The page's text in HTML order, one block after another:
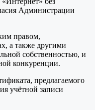
Администрации
правом,
а также другими
собственностью, и
конкуренции.
предлагаемого
учётной записи